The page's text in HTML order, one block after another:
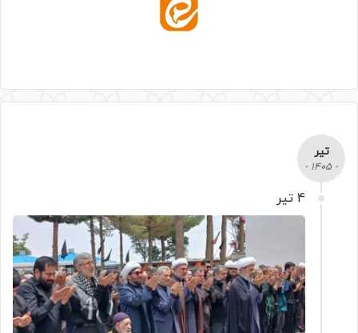
تیر
- 1405 -
4 تیر